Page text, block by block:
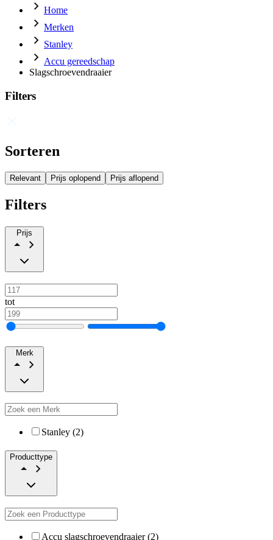
Home
Merken
Stanley
Accu gereedschap
Slagschroevendraaier
Filters
Sorteren
Relevant Prijs oplopend Prijs aflopend
Filters
Prijs
tot
Merk
Stanley (2)
Producttype
Accu slagschroevendraaier (2)